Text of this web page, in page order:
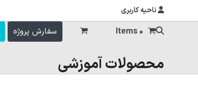
ناحیه کاربری
سفارش پروژه 0 Items
محصولات آموزشی